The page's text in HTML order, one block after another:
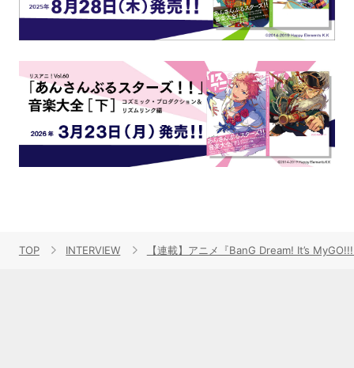
TOP INTERVIEW 【連載】アニメ『BanG Dream! It’s